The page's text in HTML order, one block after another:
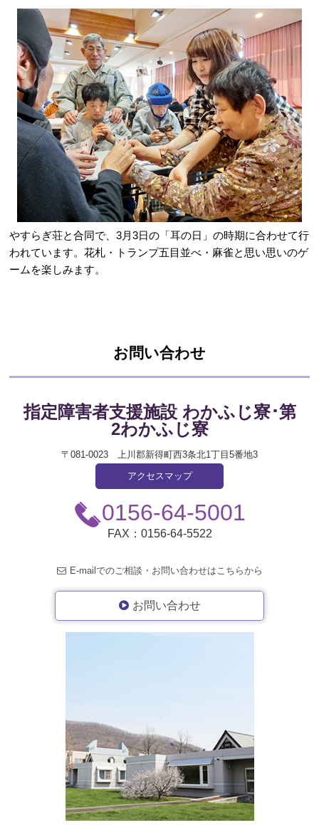
やすらぎ荘と合同で、3月3日の「耳の日」の時期に合わせて行
われています。花札・トランプ五目並べ・麻雀と思い思いのゲ
ームを楽しみます。
お問い合わせ
指定障害者支援施設 わかふじ寮･第
2わかふじ寮
〒081-0023 上川郡新得町西3条北1丁目5番地3
アクセスマップ
0156-64-5001
FAX：0156-64-5522
E-mailでのご相談・お問い合わせはこちらから
お問い合わせ